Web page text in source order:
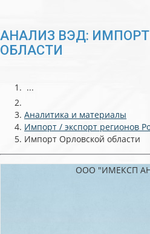
АНАЛИЗ ВЭД:
ОБЛАСТИ
...
Аналитика и материалы
Импорт / экспорт регионов
Импорт Орловской области
ООО "ИМЕКСП